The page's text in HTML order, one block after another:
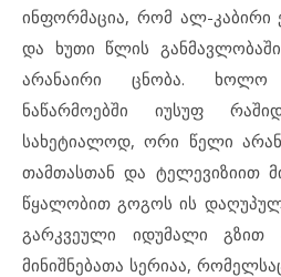
ინფორმაცია, რომ ალ-კაბირი
და ხუთი წლის
არანაირი ცნობა. ხოლო
ნაწარმოებში იუსუფ
სახეტიალოდ, ორი წელი
თამთასთან და ტელევიზიით
წყალობით გოგოს ის
გარკვეული იდუმალი გზით
მინიშნებათა სერიაა,